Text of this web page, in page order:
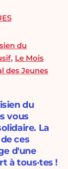
du
, Le Mois
des Jeunes
du
vous
La
ces
d'une
à tous·tes !